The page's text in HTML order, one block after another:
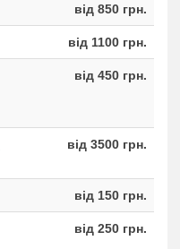
від 850 грн.
від 1100 грн.
від 450 грн.
від 3500 грн.
від 150 грн.
від 250 грн.